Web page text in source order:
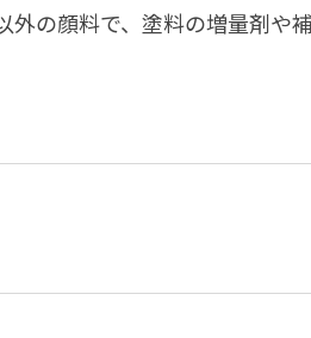
外の顔料で、塗料の増量剤や